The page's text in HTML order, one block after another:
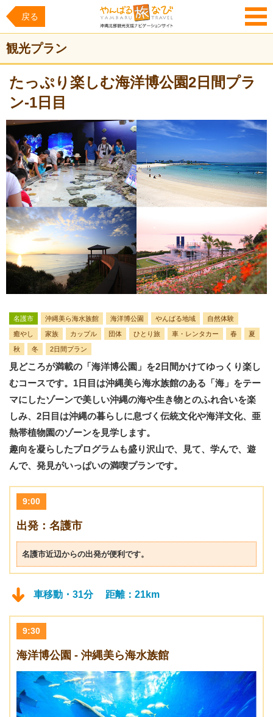
戻る
MENU
観光プラン
たっぷり楽しむ海洋博公園2日間プラ
ン-1日目
名護市 沖縄美ら海水族館 海洋博公園 やんばる地域 自然体験
癒やし 家族 カップル 団体 ひとり旅 車・レンタカー 春 夏
秋 冬 2日間プラン
見どころが満載の「海洋博公園」を2日間かけてゆっくり楽し
むコースです。1日目は沖縄美ら海水族館のある「海」をテー
マにしたゾーンで美しい沖縄の海や生き物とのふれ合いを楽
しみ、2日目は沖縄の暮らしに息づく伝統文化や海洋文化、亜
熱帯植物園のゾーンを見学します。
趣向を凝らしたプログラムも盛り沢山で、見て、学んで、遊
んで、発見がいっぱいの満喫プランです。
9:00
出発：名護市
名護市近辺からの出発が便利です。
車移動・31分 距離：21km
9:30
海洋博公園 - 沖縄美ら海水族館